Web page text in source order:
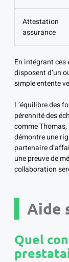
Attestation
assurance
En intégrant ces
disposent d’un
simple entente
L’équilibre des
pérennité des
comme
démontre une
partenaire
une preuve de
collaboration
Aide
Quel